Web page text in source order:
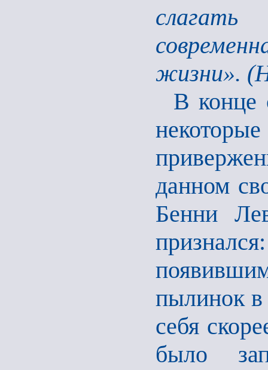
жизни».
В конце
данном
Бенни
пылинок в
себя
было